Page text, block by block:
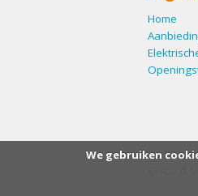
Home
We gebruiken